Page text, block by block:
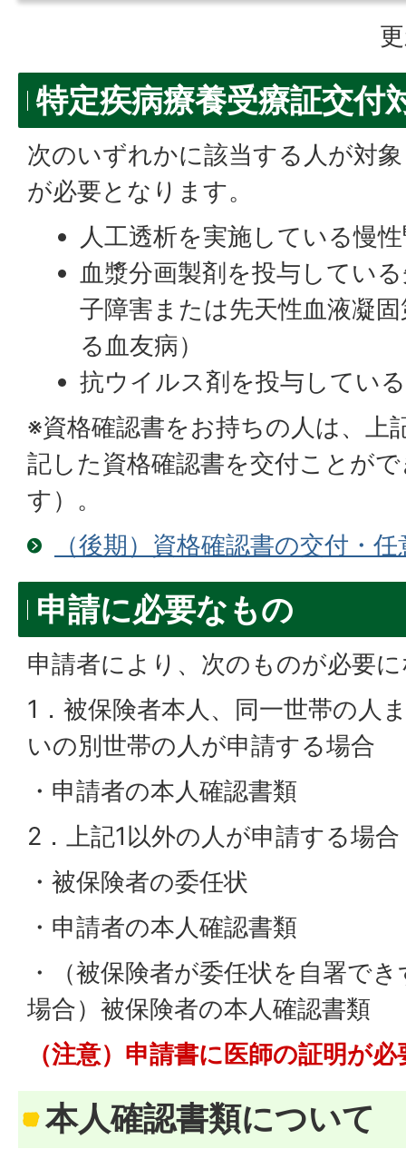
特定疾病療養受療証交付
次のいずれかに該当する人が対
が必要となります。
人工透析を実施している慢
血漿分画製剤を投与してい
子障害または先天性血液凝
る血友病）
抗ウイルス剤を投与してい
※資格確認書をお持ちの人は、上
記した資格確認書を交付ことが
す）。
（後期）資格確認書の交付・
申請に必要なもの
申請者により、次のものが必要
1．被保険者本人、同一世帯の人
いの別世帯の人が申請する場合
・申請者の本人確認書類
2．上記1以外の人が申請する場合
・被保険者の委任状
・申請者の本人確認書類
・（被保険者が委任状を自署で
場合）被保険者の本人確認書類
（注意）申請書に医師の証明が
本人確認書類について